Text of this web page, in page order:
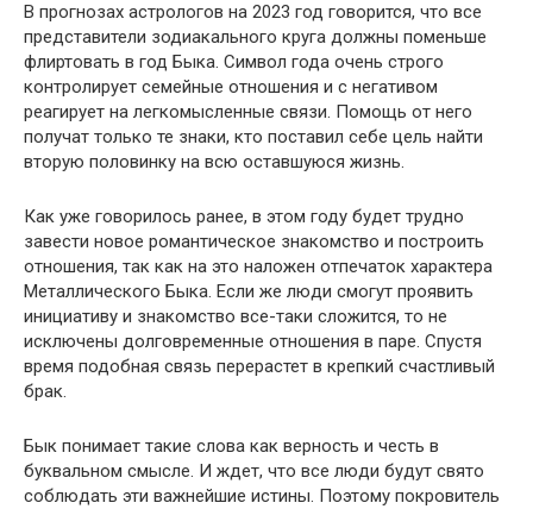
В прогнозах астрологов на 2023 год говорится, что все
представители зодиакального круга должны поменьше
флиртовать в год Быка. Символ года очень строго
контролирует семейные отношения и с негативом
реагирует на легкомысленные связи. Помощь от него
получат только те знаки, кто поставил себе цель найти
вторую половинку на всю оставшуюся жизнь.
Как уже говорилось ранее, в этом году будет трудно
завести новое романтическое знакомство и построить
отношения, так как на это наложен отпечаток характера
Металлического Быка. Если же люди смогут проявить
инициативу и знакомство все-таки сложится, то не
исключены долговременные отношения в паре. Спустя
время подобная связь перерастет в крепкий счастливый
брак.
Бык понимает такие слова как верность и честь в
буквальном смысле. И ждет, что все люди будут свято
соблюдать эти важнейшие истины. Поэтому покровитель